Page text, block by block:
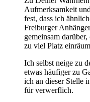
Aufmerksamkeit
fest, dass ich
Freiburger
gemeinsam
zu viel Platz
Ich selbst neige zu
etwas häufiger zu
ich an dieser Stelle
für verwerflich.